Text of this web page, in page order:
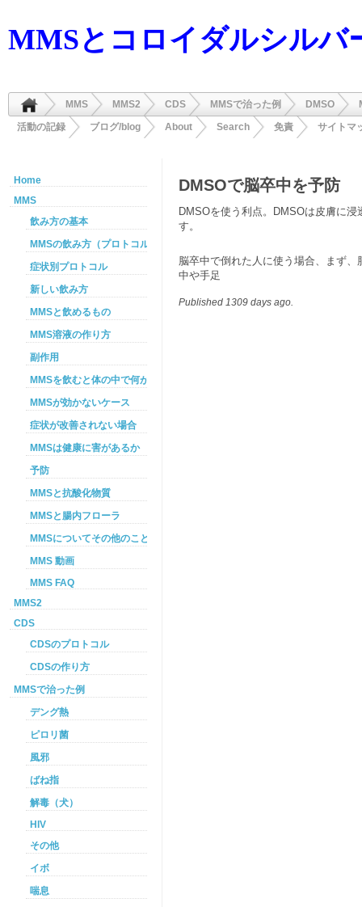
MMSとコロイダルシルバ
MMS MMS2 CDS MMSで治った例 DMSO
活動の記録
ブログ/blog About Search 免責 サイトマ
DMSOで脳卒中を予防
DMSOを使う利点。DMSOは皮膚に
す。
脳卒中で倒れた人に使う場合、まず
中や手足
Published 1309 days ago.
Home
MMS
飲み方の基本
MMSの飲み方（プロトコル）
症状別プロトコル
新しい飲み方
MMSと飲めるもの
MMS溶液の作り方
副作用
MMSを飲むと体の中で何が起こるか
MMSが効かないケース
症状が改善されない場合
MMSは健康に害があるか
予防
MMSと抗酸化物質
MMSと腸内フローラ
MMSについてその他のこと
MMS 動画
MMS FAQ
MMS2
CDS
CDSのプロトコル
CDSの作り方
MMSで治った例
デング熱
ピロリ菌
風邪
ばね指
解毒（犬）
HIV
その他
イボ
喘息